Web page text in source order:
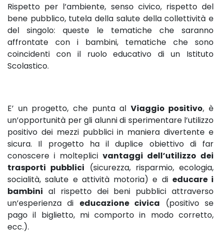
Rispetto per l’ambiente, senso civico, rispetto del
bene pubblico, tutela della salute della collettività e
del singolo: queste le tematiche che saranno
affrontate con i bambini, tematiche che sono
coincidenti con il ruolo educativo di un Istituto
Scolastico.
E’ un progetto, che punta al Viaggio positivo, è
un’opportunità per gli alunni di sperimentare l’utilizzo
positivo dei mezzi pubblici in maniera divertente e
sicura. Il progetto ha il duplice obiettivo di far
conoscere i molteplici vantaggi dell’utilizzo dei
trasporti pubblici (sicurezza, risparmio, ecologia,
socialità, salute e attività motoria) e di educare i
bambini al rispetto dei beni pubblici attraverso
un’esperienza di educazione civica (positivo se
pago il biglietto, mi comporto in modo corretto,
ecc.).